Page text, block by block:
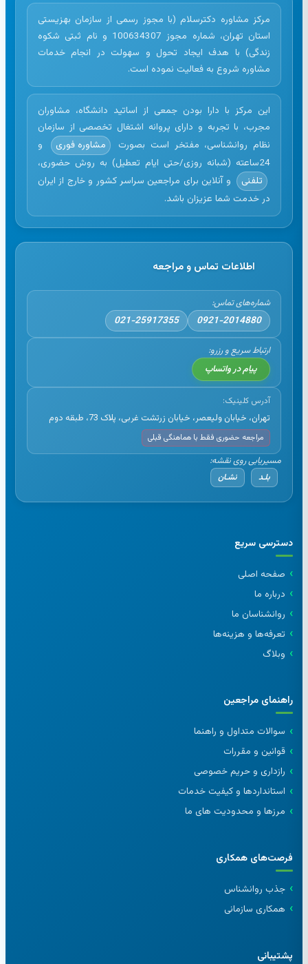
مرکز مشاوره دکترسلام (با مجوز رسمی از سازمان بهزیستی
استان تهران، شماره مجوز 100634307 و نام ثبتی شکوه
زندگی) با هدف ایجاد تحول و سهولت در انجام خدمات
مشاوره شروع به فعالیت نموده است.
این مرکز با دارا بودن جمعی از اساتید دانشگاه، مشاوران
مجرب، با تجربه و دارای پروانه اشتغال تخصصی از سازمان
نظام روانشناسی، مفتخر است بصورت
مشاوره فوری
و
24ساعته (شبانه روزی/حتی ایام تعطیل) به روش حضوری،
تلفنی
و آنلاین برای مراجعین سراسر کشور و خارج از ایران
در خدمت شما عزیزان باشد.
اطلاعات تماس و مراجعه
شماره‌های تماس:
021-25917355 0921-2014880
ارتباط سریع و رزرو:
پیام در واتساپ
آدرس کلینیک:
تهران، خیابان ولیعصر، خیابان زرتشت غربی، پلاک 73، طبقه دوم
مراجعه حضوری فقط با هماهنگی قبلی
مسیریابی روی نقشه:
بلـد نشـان
دسترسی سریع
صفحه اصلی
درباره ما
روانشناسان ما
تعرفه‌ها و هزینه‌ها
وبلاگ
راهنمای مراجعین
سوالات متداول و راهنما
قوانین و مقررات
رازداری و حریم خصوصی
استانداردها و کیفیت خدمات
مرزها و محدودیت های ما
فرصت‌های همکاری
جذب روانشناس
همکاری سازمانی
پشتیبانی